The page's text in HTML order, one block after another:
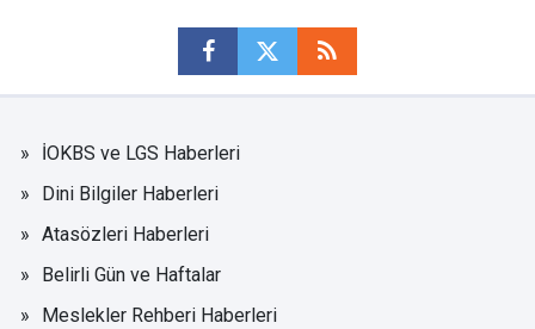
İOKBS ve LGS Haberleri
Dini Bilgiler Haberleri
Atasözleri Haberleri
Belirli Gün ve Haftalar
Meslekler Rehberi Haberleri